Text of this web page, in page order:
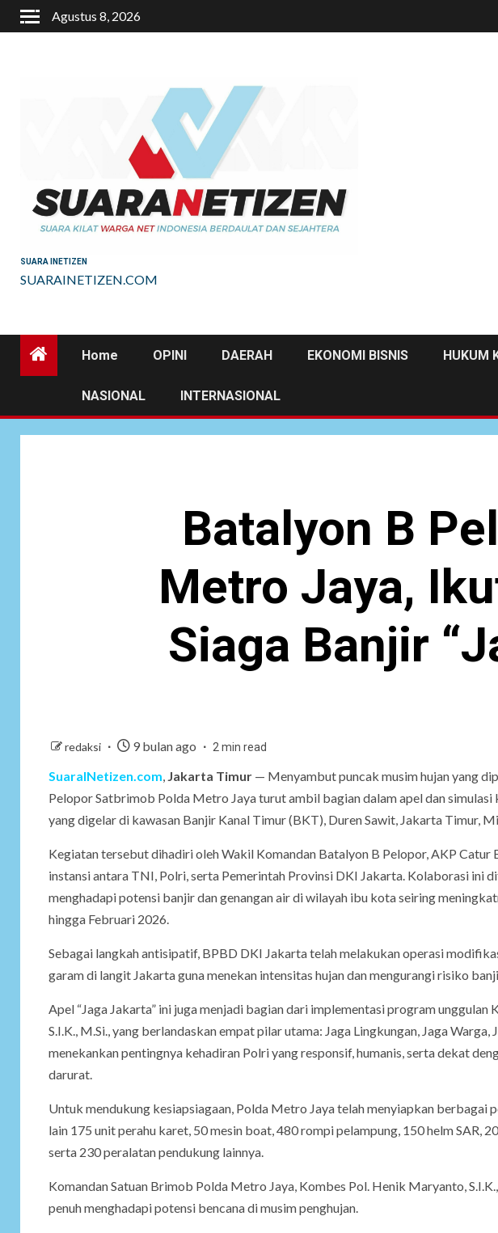
Skip
to
Agustus 8, 2026
SUARA INETIZEN
SUARAINETIZEN.COM
Home OPINI DAERAH EKONOMI BISNIS HUKUM
NASIONAL INTERNASIONAL
Batalyon B
Metro Jaya,
Siaga Banjir
redaksi 9 bulan ago 2 min read
SuaraINetizen.com, Jakarta Timur — Menyambut puncak musim hujan yang
Pelopor Satbrimob Polda Metro Jaya turut ambil bagian dalam apel dan simulasi
yang digelar di kawasan Banjir Kanal Timur (BKT), Duren Sawit, Jakarta Timur,
Kegiatan tersebut dihadiri oleh Wakil Komandan Batalyon B Pelopor, AKP Catur
instansi antara TNI, Polri, serta Pemerintah Provinsi DKI Jakarta. Kolaborasi ini
menghadapi potensi banjir dan genangan air di wilayah ibu kota seiring
hingga Februari 2026.
Sebagai langkah antisipatif, BPBD DKI Jakarta telah melakukan operasi
garam di langit Jakarta guna menekan intensitas hujan dan mengurangi risiko
Apel “Jaga Jakarta” ini juga menjadi bagian dari implementasi program unggulan
S.I.K., M.Si., yang berlandaskan empat pilar utama: Jaga Lingkungan, Jaga
menekankan pentingnya kehadiran Polri yang responsif, humanis, serta dekat
darurat.
Untuk mendukung kesiapsiagaan, Polda Metro Jaya telah menyiapkan berbagai
lain 175 unit perahu karet, 50 mesin boat, 480 rompi pelampung, 150 helm SAR,
serta 230 peralatan pendukung lainnya.
Komandan Satuan Brimob Polda Metro Jaya, Kombes Pol. Henik Maryanto,
penuh menghadapi potensi bencana di musim penghujan.